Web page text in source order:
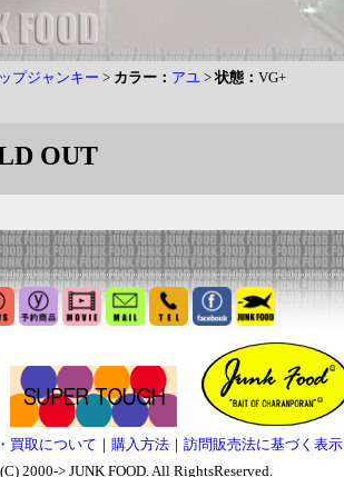
プジャンキー > カラー： アユ >状態： VG+
OUT
買取について ｜ 購入方法｜ 訪問販売法に基づく表示
2000-> JUNK FOOD. All RightsReserved.